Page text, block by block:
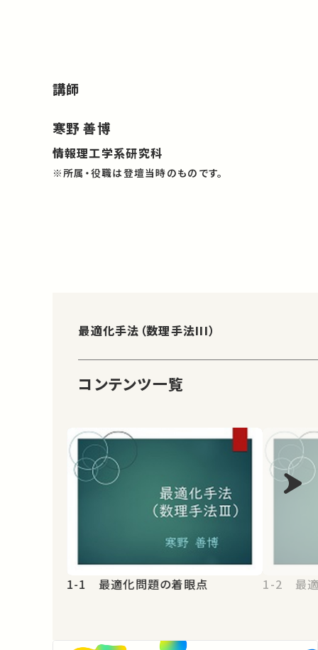
講師
寒野 善博
情報理工学系研究科
※所属・役職は登壇当時のものです。
最適化手法（数理手法III）
コンテンツ一覧
1-1 最適化問題の着眼点 1-2 最適